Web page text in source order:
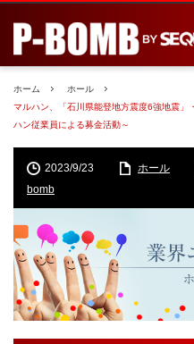
ホーム
ホール
マルハン、「石川県能登地方震度6強地震」
ハン従業員による募金活動～
2023/9/23 ホール
bomb